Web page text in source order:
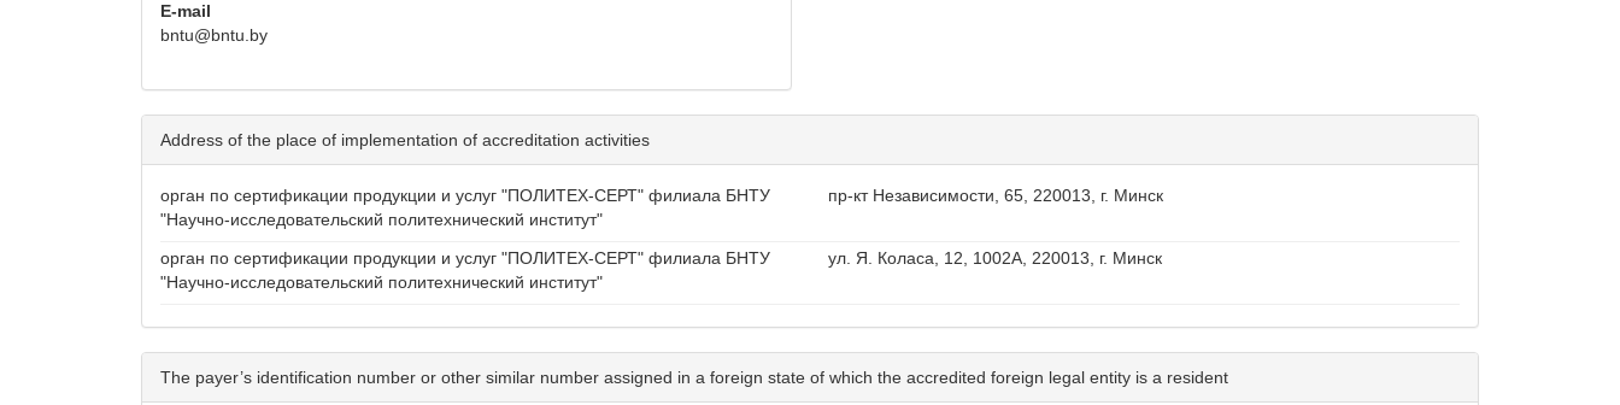
E-mail
bntu@bntu.by
Address of the place of implementation of accreditation activities
орган по сертификации продукции и услуг "ПОЛИТЕХ-СЕРТ" филиала БНТУ
"Научно-исследовательский политехнический институт"
пр-кт Независимости, 65, 220013, г. Минск
орган по сертификации продукции и услуг "ПОЛИТЕХ-СЕРТ" филиала БНТУ
"Научно-исследовательский политехнический институт"
ул. Я. Коласа, 12, 1002А, 220013, г. Минск
The payer’s identification number or other similar number assigned in a foreign state of which the accredited foreign legal entity is a resident